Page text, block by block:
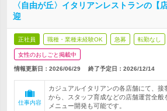
〈自由が丘〉イタリアンレストランの【
迎
正社員 職種・業種未経験OK 急募 転勤なし
女性のおしごと掲載中
情報更新日：2026/06/29 終了予定日： 2026/12/14
仕事内容
カジュアルイタリアンの各店舗にて、接
から、スタッフ育成などの店舗運営全般
メニュー開発も可能です。